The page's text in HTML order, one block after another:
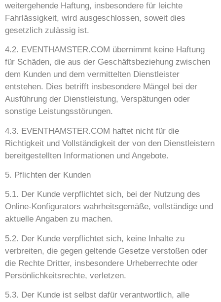
weitergehende Haftung, insbesondere für leichte
Fahrlässigkeit, wird ausgeschlossen, soweit dies
gesetzlich zulässig ist.
4.2. EVENTHAMSTER.COM übernimmt keine Haftung
für Schäden, die aus der Geschäftsbeziehung zwischen
dem Kunden und dem vermittelten Dienstleister
entstehen. Dies betrifft insbesondere Mängel bei der
Ausführung der Dienstleistung, Verspätungen oder
sonstige Leistungsstörungen.
4.3. EVENTHAMSTER.COM haftet nicht für die
Richtigkeit und Vollständigkeit der von den Dienstleistern
bereitgestellten Informationen und Angebote.
5. Pflichten der Kunden
5.1. Der Kunde verpflichtet sich, bei der Nutzung des
Online-Konfigurators wahrheitsgemäße, vollständige und
aktuelle Angaben zu machen.
5.2. Der Kunde verpflichtet sich, keine Inhalte zu
verbreiten, die gegen geltende Gesetze verstoßen oder
die Rechte Dritter, insbesondere Urheberrechte oder
Persönlichkeitsrechte, verletzen.
5.3. Der Kunde ist selbst dafür verantwortlich, alle